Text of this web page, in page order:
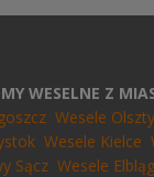
WESELNE Z
Wesele
Wesele Kielce
Sącz Wesele Elbląg